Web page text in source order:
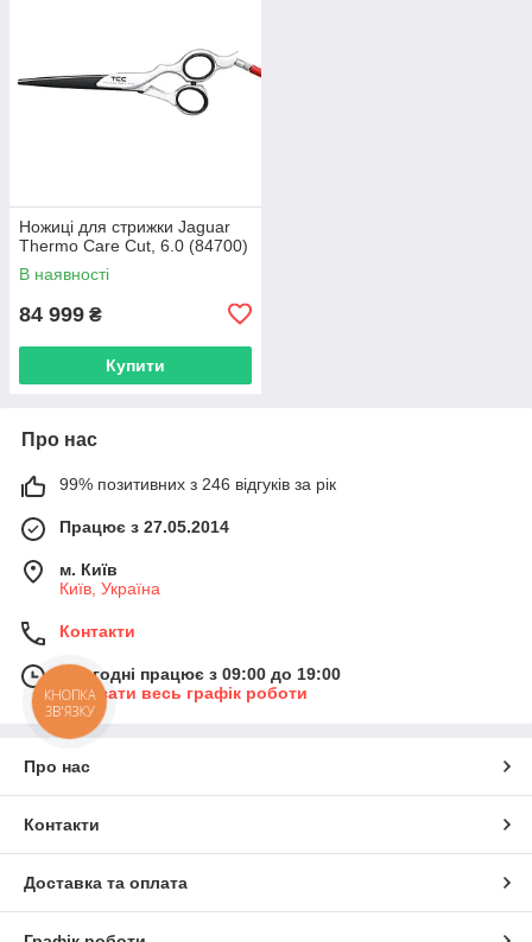
Ножиці для стрижки Jaguar
Thermo Care Cut, 6.0 (84700)
В наявності
84 999 ₴
Купити
Про нас
99% позитивних з 246 відгуків за рік
Працює з 27.05.2014
м. Київ
Київ, Україна
Контакти
Сьогодні працює з 09:00 до 19:00
Показати весь графік роботи
Про нас
Контакти
Доставка та оплата
КНОПКА
ЗВ'ЯЗКУ